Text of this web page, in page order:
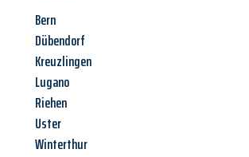
Bern
Dübendorf
Kreuzlingen
Lugano
Riehen
Uster
Winterthur